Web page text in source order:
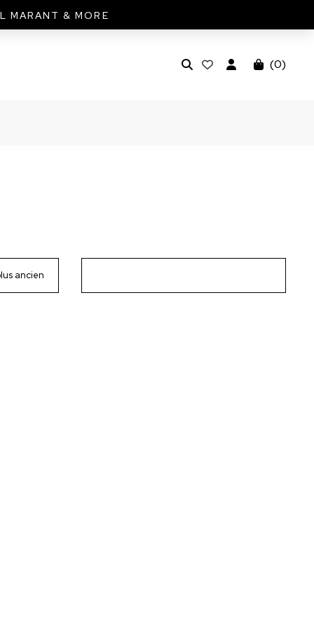
MARANT & MORE
(0)